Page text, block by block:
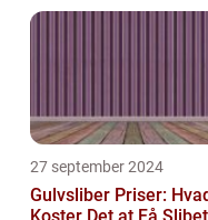
27 september 2024
Gulvsliber Priser: